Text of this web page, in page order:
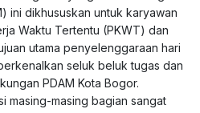
ini dikhususkan untuk karyawan
Waktu Tertentu (PKWT) dan
utama penyelenggaraan hari
seluk beluk tugas dan
PDAM Kota Bogor.
masing-masing bagian sangat